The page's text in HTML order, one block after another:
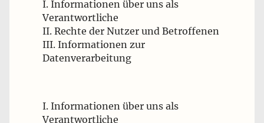
I. Informationen über uns als
Verantwortliche
II. Rechte der Nutzer und Betroffenen
III. Informationen zur
Datenverarbeitung
I. Informationen über uns als
Verantwortliche